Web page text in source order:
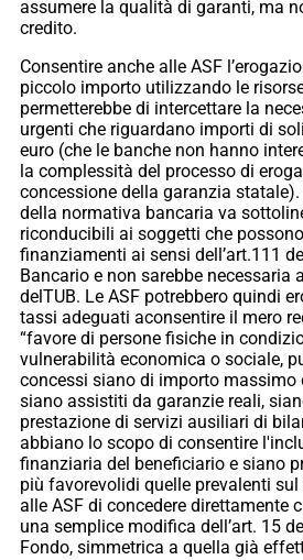
assumere la qualità di garanti, ma
credito.
Consentire anche alle ASF
piccolo importo utilizzando le
permetterebbe di intercettare la
urgenti che riguardano importi di
euro (che le banche non hanno
la complessità del processo di
concessione della garanzia
della normativa bancaria va
riconducibili ai soggetti che
finanziamenti ai sensi dell’art.111
Bancario e non sarebbe necessaria
delTUB. Le ASF potrebbero quindi
tassi adeguati aconsentire il mero
“favore di persone fisiche in
vulnerabilità economica o sociale,
concessi siano di importo massimo
siano assistiti da garanzie reali,
prestazione di servizi ausiliari di
abbiano lo scopo di consentire
finanziaria del beneficiario e siano
più favorevolidi quelle prevalenti sul
alle ASF di concedere direttamente
una semplice modifica dell’art. 15
Fondo, simmetrica a quella già